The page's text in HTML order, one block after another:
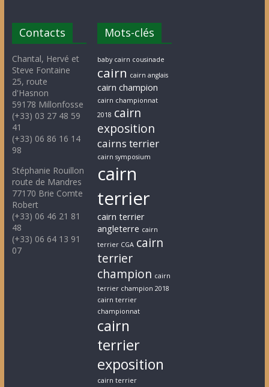
Contacts
Chantal, Hervé et
Steve Fontaine
25, route
d'Hasnon
59178 Millonfosse
(+33) 03 27 48 59
41
(+33) 06 86 16 14
98
Stéphanie Rouillon
route de Mandres
77170 Brie Comte
Robert
(+33) 06 46 21 81
48
(+33) 06 64 13 91
07
Mots-clés
baby cairn cousinade
cairn cairn anglais
cairn champion
cairn championnat
2018 cairn
exposition
cairns terrier
cairn symposium
cairn
terrier
cairn terrier
angleterre cairn
terrier CGA cairn
terrier
champion cairn
terrier champion 2018
cairn terrier
championnat
cairn
terrier
exposition
cairn terrier